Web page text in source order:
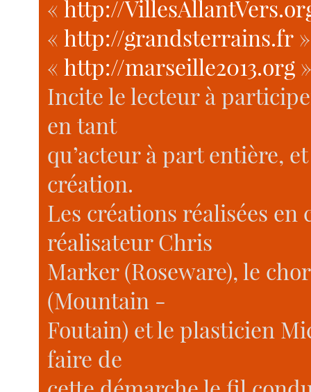
« http://
« http://grandsterrains.fr
« http://marseille2013.org
Incite le lecteur à
en tant
qu’acteur à part entière,
création.
Les créations réalisées en
réalisateur Chris
Marker (Roseware), le
(Mountain -
Foutain) et le plasticien
faire de